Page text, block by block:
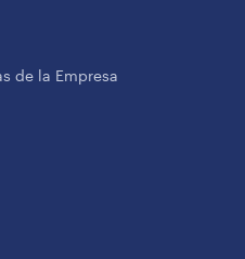
de la Empresa